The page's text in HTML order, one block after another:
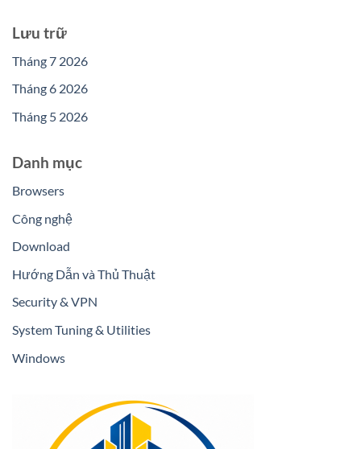
Lưu trữ
Tháng 7 2026
Tháng 6 2026
Tháng 5 2026
Danh mục
Browsers
Công nghệ
Download
Hướng Dẫn và Thủ Thuật
Security & VPN
System Tuning & Utilities
Windows